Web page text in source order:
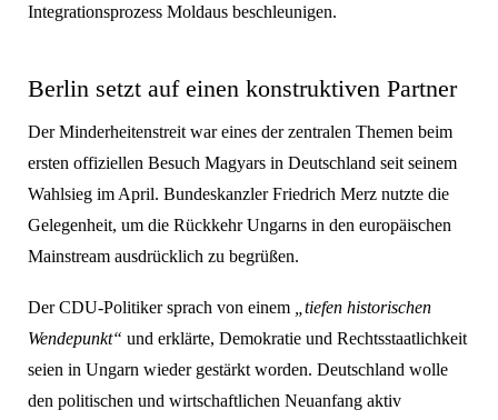
Integrationsprozess Moldaus beschleunigen.
Berlin setzt auf einen konstruktiven Partner
Der Minderheitenstreit war eines der zentralen Themen beim
ersten offiziellen Besuch Magyars in Deutschland seit seinem
Wahlsieg im April. Bundeskanzler Friedrich Merz nutzte die
Gelegenheit, um die Rückkehr Ungarns in den europäischen
Mainstream ausdrücklich zu begrüßen.
Der CDU-Politiker sprach von einem „tiefen historischen
Wendepunkt“ und erklärte, Demokratie und Rechtsstaatlichkeit
seien in Ungarn wieder gestärkt worden. Deutschland wolle
den politischen und wirtschaftlichen Neuanfang aktiv